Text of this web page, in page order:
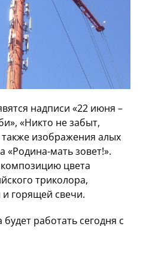
надписи «22 июня –
«Никто не забыт,
изображения алых
«Родина-мать зовет!».
цвета
триколора,
и горящей свечи.
работать сегодня с